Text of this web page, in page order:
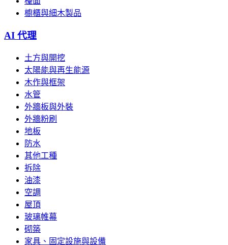
櫥櫃與細木製品
AI 代理
土方與開挖
太陽能與再生能源
木作與框架
水管
外牆板與外裝
外牆粉刷
地板
防水
其他工種
拆除
油漆
空調
屋頂
玻璃帷幕
砌築
家具、固定設施與設備